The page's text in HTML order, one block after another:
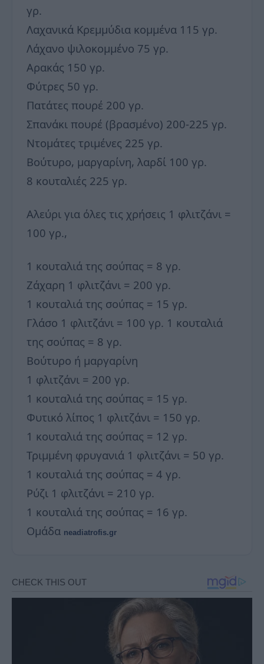
γρ.
Λαχανικά Κρεμμύδια κομμένα 115 γρ.
Λάχανο ψιλοκομμένο 75 γρ.
Αρακάς 150 γρ.
Φύτρες 50 γρ.
Πατάτες πουρέ 200 γρ.
Σπανάκι πουρέ (βρασμένο) 200-225 γρ.
Ντομάτες τριμένες 225 γρ.
Βούτυρο, μαργαρίνη, λαρδί 100 γρ.
8 κουταλιές 225 γρ.
Αλεύρι για όλες τις χρήσεις 1 φλιτζάνι =
100 γρ.,
1 κουταλιά της σούπας = 8 γρ.
Ζάχαρη 1 φλιτζάνι = 200 γρ.
1 κουταλιά της σούπας = 15 γρ.
Γλάσο 1 φλιτζάνι = 100 γρ. 1 κουταλιά
της σούπας = 8 γρ.
Βούτυρο ή μαργαρίνη
1 φλιτζάνι = 200 γρ.
1 κουταλιά της σούπας = 15 γρ.
Φυτικό λίπος 1 φλιτζάνι = 150 γρ.
1 κουταλιά της σούπας = 12 γρ.
Τριμμένη φρυγανιά 1 φλιτζάνι = 50 γρ.
1 κουταλιά της σούπας = 4 γρ.
Ρύζι 1 φλιτζάνι = 210 γρ.
1 κουταλιά της σούπας = 16 γρ.
Ομάδα neadiatrofis.gr